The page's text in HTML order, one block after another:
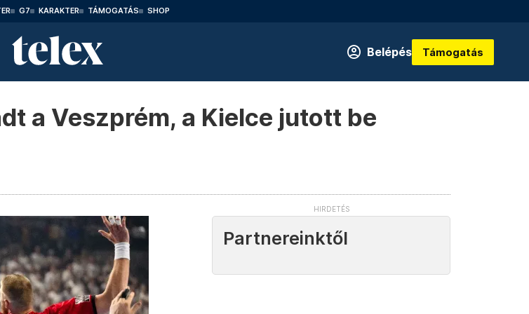
G7 KARAKTER TÁMOGATÁS SHOP
Belépés Támogatás
a Veszprém, a Kielce jutott be
Partnereinktől